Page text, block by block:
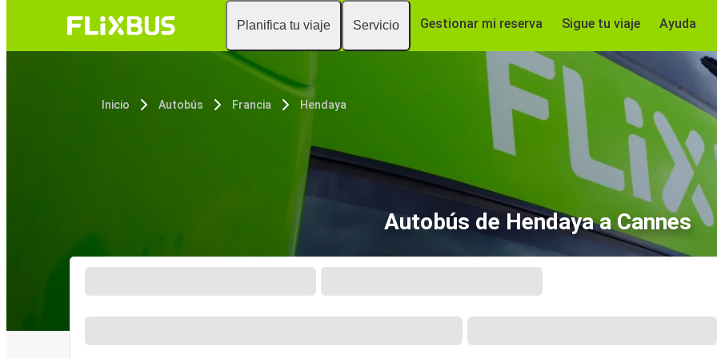
Planifica tu viaje Servicio Gestionar mi reserva Sigue tu viaje Ayuda
Inicio Autobús Francia Hendaya
Autobús de Hendaya a Cannes